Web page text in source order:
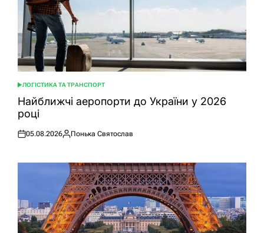
ОПУБЛІКУВАТИ
У
ЛОГІСТИКА ТА ТРАНСПОРТ
Найближчі аеропорти до України у 2026
році
Оприлюднено
05.08.2026
Опубліковано
Понька Святослав